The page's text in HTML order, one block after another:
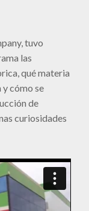
tuvo
las
qué materia
y cómo se
de
curiosidades